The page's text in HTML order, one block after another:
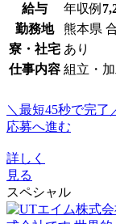
給与 年収例
勤務地
熊本県
寮・社宅 あり
仕事内容 組立・
＼最短45秒で完了
応募へ進む
詳しく
見る
スペシャル